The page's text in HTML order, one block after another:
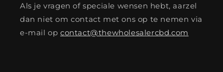
Als je vragen of speciale wensen hebt, aarzel
dan niet om contact met ons op te nemen via
e-mail op contact@thewholesalercbd.com